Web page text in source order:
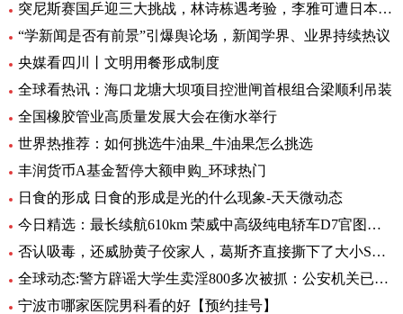
突尼斯赛国乒迎三大挑战，林诗栋遇考验，李雅可遭日本选手围堵
“学新闻是否有前景”引爆舆论场，新闻学界、业界持续热议
央媒看四川丨文明用餐形成制度
全球看热讯：海口龙塘大坝项目控泄闸首根组合梁顺利吊装
全国橡胶管业高质量发展大会在衡水举行
世界热推荐：如何挑选牛油果_牛油果怎么挑选
丰润货币A基金暂停大额申购_环球热门
日食的形成 日食的形成是光的什么现象-天天微动态
今日精选：最长续航610km 荣威中高级纯电轿车D7官图发布
否认吸毒，还威胁黄子佼家人，葛斯齐直接撕下了大小S的虚假面具_世界新动态
全球动态:警方辟谣大学生卖淫800多次被抓：公安机关已立案调查
宁波市哪家医院男科看的好【预约挂号】